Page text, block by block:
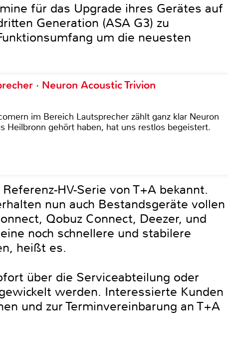
für das Upgrade ihres Gerätes auf
Generation (ASA G3) zu
um die neuesten
· Neuron Acoustic Trivion
im Bereich Lautsprecher zählt ganz klar Neuron
Heilbronn gehört haben, hat uns restlos begeistert.
HV-Serie von T+A bekannt.
nun auch Bestandsgeräte vollen
Qobuz Connect, Deezer, und
noch schnellere und stabilere
heißt es.
über die Serviceabteilung oder
werden. Interessierte Kunden
und zur Terminvereinbarung an T+A